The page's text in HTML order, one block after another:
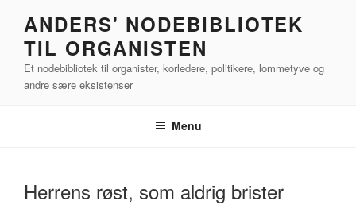
indhold
ANDERS' NODEBIBLIOTEK
TIL ORGANISTEN
Et nodebibliotek til organister, korledere, politikere, lommetyve og
andre sære eksistenser
Menu
Herrens røst, som aldrig brister